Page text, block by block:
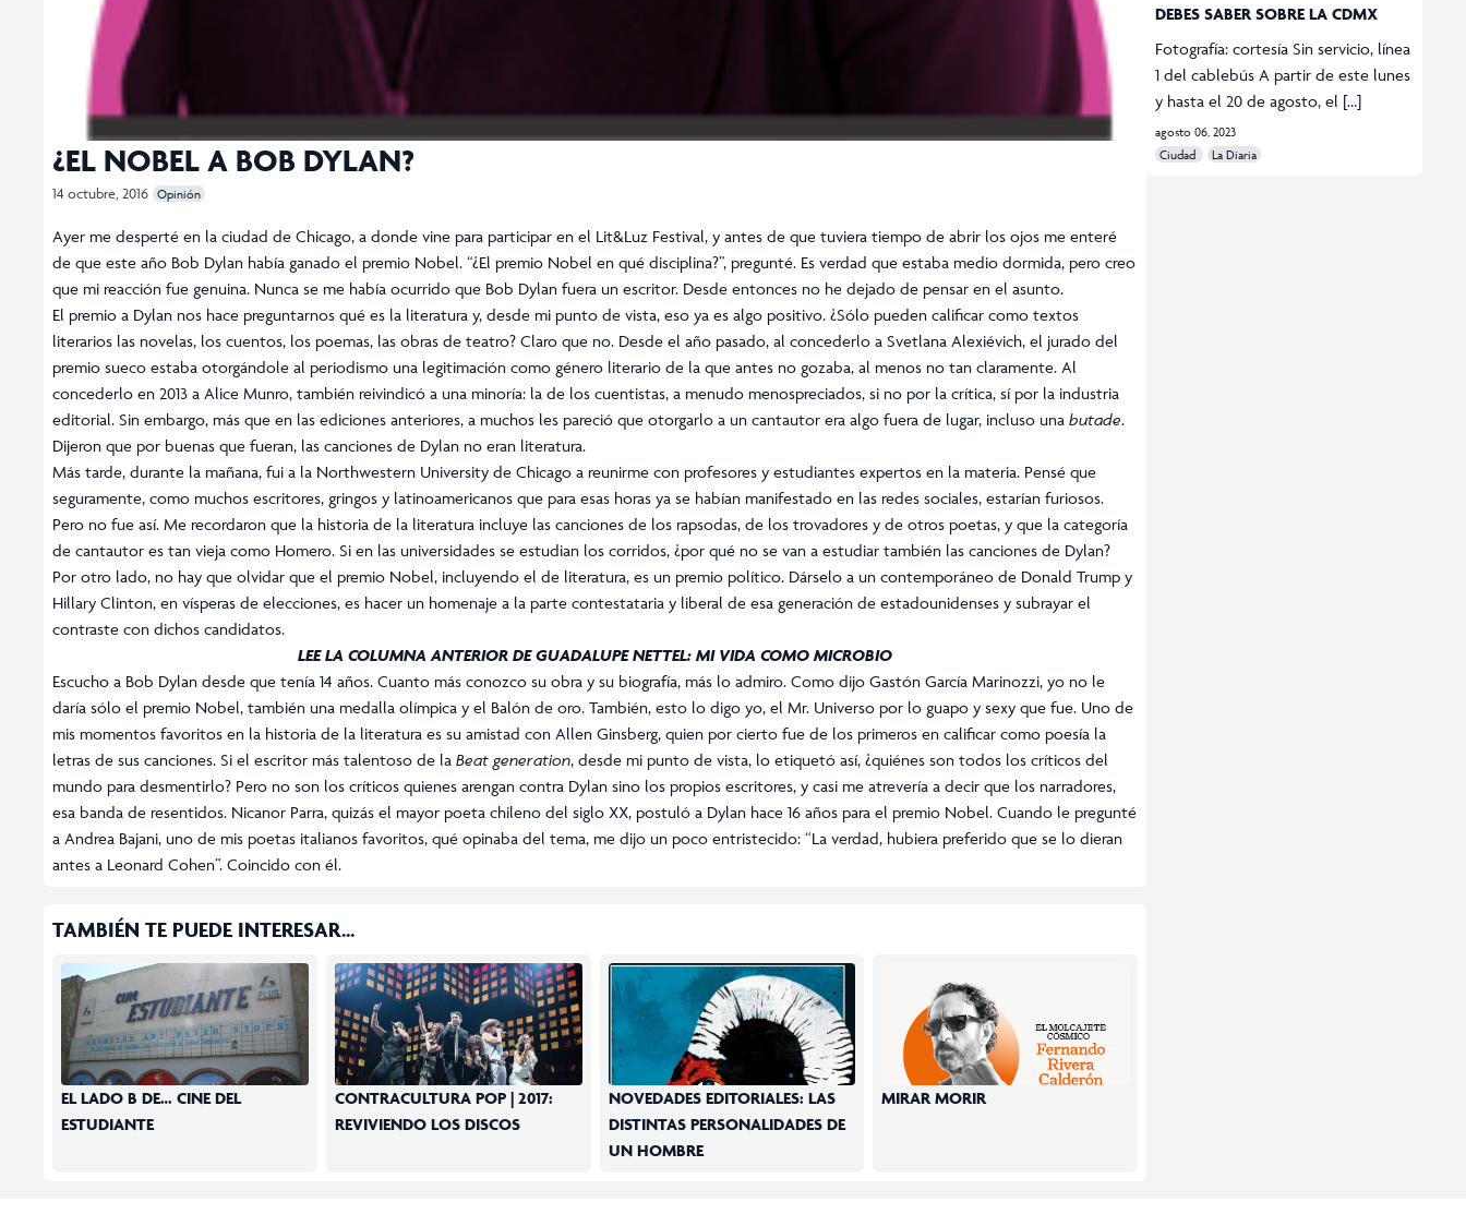
¿EL NOBEL A BOB DYLAN?
14 octubre, 2016 Opinión
Ayer me desperté en la ciudad de Chicago, a donde vine para participar en el Lit&Luz Festival, y antes de que tuviera tiempo de abrir los ojos me enteré
de que este año Bob Dylan había ganado el premio Nobel. “¿El premio Nobel en qué disciplina?”, pregunté. Es verdad que estaba medio dormida, pero creo
que mi reacción fue genuina. Nunca se me había ocurrido que Bob Dylan fuera un escritor. Desde entonces no he dejado de pensar en el asunto.
El premio a Dylan nos hace preguntarnos qué es la literatura y, desde mi punto de vista, eso ya es algo positivo. ¿Sólo pueden calificar como textos
literarios las novelas, los cuentos, los poemas, las obras de teatro? Claro que no. Desde el año pasado, al concederlo a Svetlana Alexiévich, el jurado del
premio sueco estaba otorgándole al periodismo una legitimación como género literario de la que antes no gozaba, al menos no tan claramente. Al
concederlo en 2013 a Alice Munro, también reivindicó a una minoría: la de los cuentistas, a menudo menospreciados, si no por la crítica, sí por la industria
editorial. Sin embargo, más que en las ediciones anteriores, a muchos les pareció que otorgarlo a un cantautor era algo fuera de lugar, incluso una butade.
Dijeron que por buenas que fueran, las canciones de Dylan no eran literatura.
Más tarde, durante la mañana, fui a la Northwestern University de Chicago a reunirme con profesores y estudiantes expertos en la materia. Pensé que
seguramente, como muchos escritores, gringos y latinoamericanos que para esas horas ya se habían manifestado en las redes sociales, estarían furiosos.
Pero no fue así. Me recordaron que la historia de la literatura incluye las canciones de los rapsodas, de los trovadores y de otros poetas, y que la categoría
de cantautor es tan vieja como Homero. Si en las universidades se estudian los corridos, ¿por qué no se van a estudiar también las canciones de Dylan?
Por otro lado, no hay que olvidar que el premio Nobel, incluyendo el de literatura, es un premio político. Dárselo a un contemporáneo de Donald Trump y
Hillary Clinton, en vísperas de elecciones, es hacer un homenaje a la parte contestataria y liberal de esa generación de estadounidenses y subrayar el
contraste con dichos candidatos.
LEE LA COLUMNA ANTERIOR DE GUADALUPE NETTEL:MI VIDA COMO MICROBIO
Escucho a Bob Dylan desde que tenía 14 años. Cuanto más conozco su obra y su biografía, más lo admiro. Como dijo Gastón García Marinozzi, yo no le
daría sólo el premio Nobel, también una medalla olímpica y el Balón de oro. También, esto lo digo yo, el Mr. Universo por lo guapo y sexy que fue. Uno de
mis momentos favoritos en la historia de la literatura es su amistad con Allen Ginsberg, quien por cierto fue de los primeros en calificar como poesía la
letras de sus canciones. Si el escritor más talentoso de la Beat generation, desde mi punto de vista, lo etiquetó así, ¿quiénes son todos los críticos del
mundo para desmentirlo? Pero no son los críticos quienes arengan contra Dylan sino los propios escritores, y casi me atrevería a decir que los narradores,
esa banda de resentidos. Nicanor Parra, quizás el mayor poeta chileno del siglo XX, postuló a Dylan hace 16 años para el premio Nobel. Cuando le pregunté
a Andrea Bajani, uno de mis poetas italianos favoritos, qué opinaba del tema, me dijo un poco entristecido: “La verdad, hubiera preferido que se lo dieran
antes a Leonard Cohen”. Coincido con él.
TAMBIÉN TE PUEDE INTERESAR...
EL LADO B DE… CINE DEL
ESTUDIANTE
CONTRACULTURA POP | 2017:
REVIVIENDO LOS DISCOS
NOVEDADES EDITORIALES: LAS
DISTINTAS PERSONALIDADES DE
UN HOMBRE
MIRAR MORIR
DEBES SABER SOBRE LA CDMX
Fotografía: cortesía Sin servicio, línea
1 del cablebús A partir de este lunes
y hasta el 20 de agosto, el […]
agosto 06, 2023
Ciudad
La Diaria